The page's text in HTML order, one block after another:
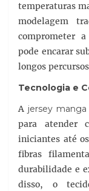
temperaturas
modelagem
comprometer
pode encarar
longos
Tecnologia e
A jersey
para atender
iniciantes até
fibras
durabilidade e
disso, o